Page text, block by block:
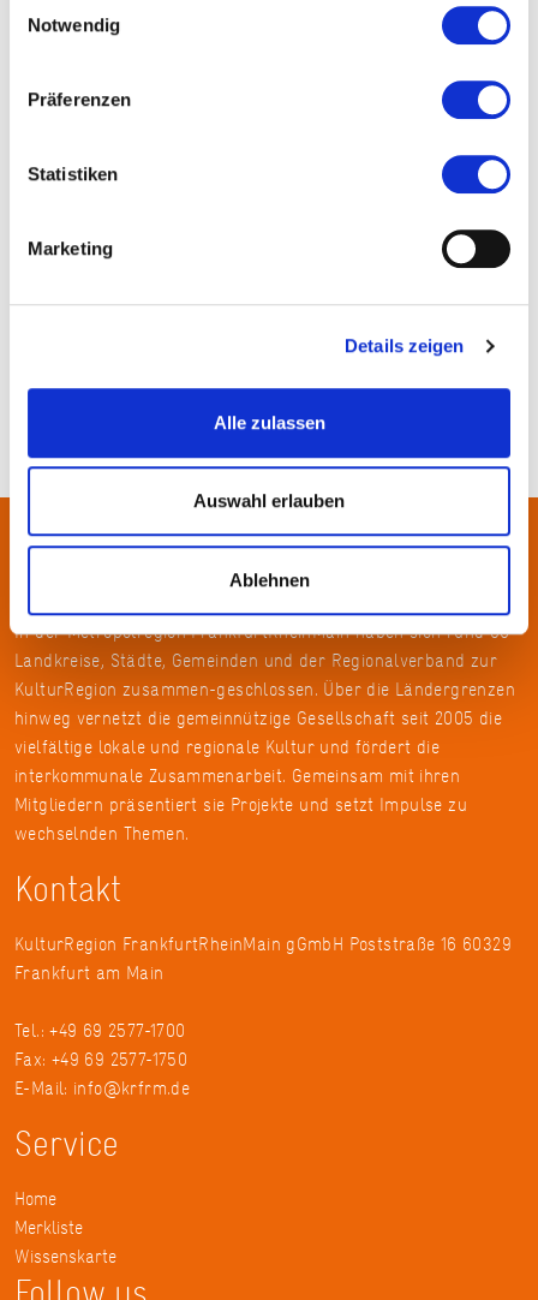
Notwendig
Präferenzen
Statistiken
Marketing
Details zeigen
Alle zulassen
Auswahl erlauben
Ablehnen
In der Metropolregion FrankfurtRheinMain haben sich rund 50
Landkreise, Städte, Gemeinden und der Regionalverband zur
KulturRegion zusammen-geschlossen. Über die Ländergrenzen
hinweg vernetzt die gemeinnützige Gesellschaft seit 2005 die
vielfältige lokale und regionale Kultur und fördert die
interkommunale Zusammenarbeit. Gemeinsam mit ihren
Mitgliedern präsentiert sie Projekte und setzt Impulse zu
wechselnden Themen.
Kontakt
KulturRegion FrankfurtRheinMain gGmbH Poststraße 16 60329
Frankfurt am Main
Tel.: +49 69 2577-1700
Fax: +49 69 2577-1750
E-Mail: info@krfrm.de
Service
Home
Merkliste
Wissenskarte